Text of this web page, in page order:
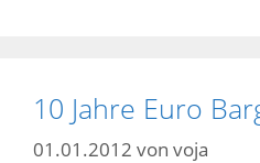
10 Jahre Euro
01.01.2012 von voja